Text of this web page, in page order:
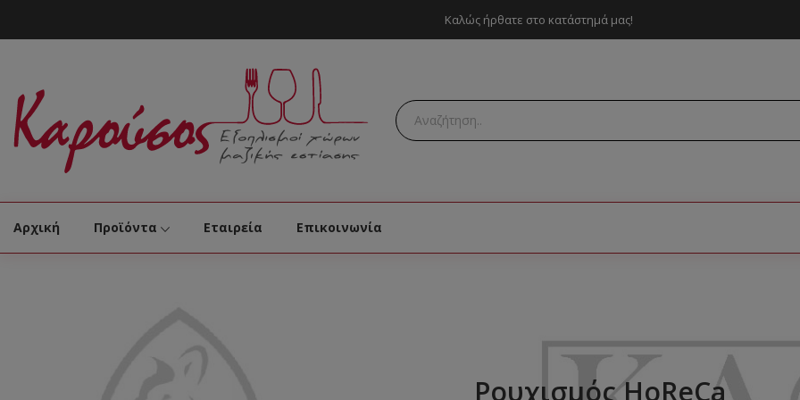
Καλώς ήρθατε στο κατάστημά μας!
Αρχική Προϊόντα Εταιρεία Επικοινωνία
Ρουχισμός HoReCa